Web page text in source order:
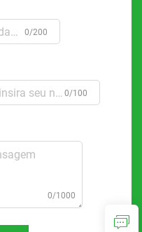
0/200
0/100
0/1000